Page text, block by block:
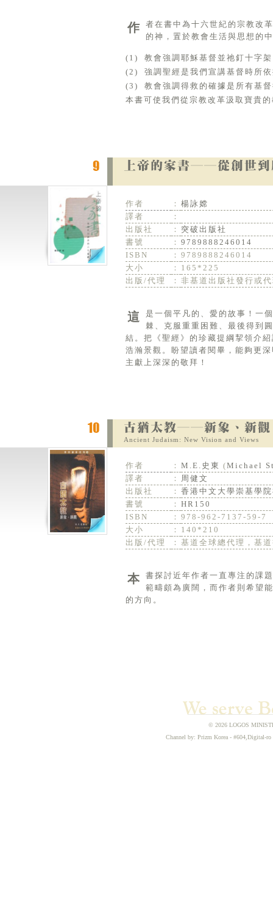
作者在書中為十六世紀的宗教改革提出一個定義：「宗教改革代表一種運動，也就是將那位在基督裡彰顯自己
的神，置於教會生活與思想的
(1) 教會強調耶穌基督並祂釘十字架
(2) 強調聖經是我們宣講基督時所
(3) 教會強調得救的確據是所有基
本書可使我們從宗教改革汲取寶貴
作者 ： 楊詠嫦
譯者
：
出版社
： 突破出版社
書號
： 9789888246014
ISBN
： 9789888246014
大小
： 165*225
出版/代理
： 非基道出版社發行或
這是一個平凡的、愛的故事！一個曾在歷史上真實發生的故事;一個穿越時空、歷久彌新的故事；一個披荊斬
棘、克服重重困難、最後得到
結。把《聖經》的珍藏提綱挈領介
浩瀚景觀。盼望讀者閱畢，能夠更
主獻上深深的敬拜！
Ancient Judaism: New Vision and Views
作者 ： M.E.史東 (Michael
譯者
： 周健文
出版社
： 香港中文大學崇基學
書號
： HR150
ISBN
： 978-962-7137-59-7
大小
： 140*210
出版/代理
： 基道全球總代理，基
本書探討近年作者一直專注的課題，就是有關第二聖殿時期猶太教研究的有關議題。本書所觸及的具體課題，
範疇頗為廣闊，而作者則希望
的方向。
© 2026 LOGOS
Channel by: Prizm Korea - #604,Digital-